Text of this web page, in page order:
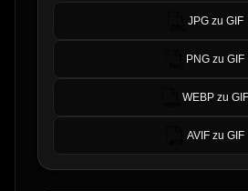
JPG zu GIF
PNG zu GIF
WEBP zu GIF
AVIF zu GIF